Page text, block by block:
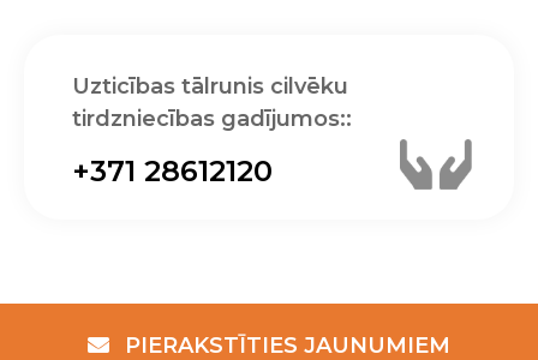
Uzticības tālrunis cilvēku
tirdzniecības gadījumos::
+371 28612120
PIERAKSTĪTIES JAUNUMIEM